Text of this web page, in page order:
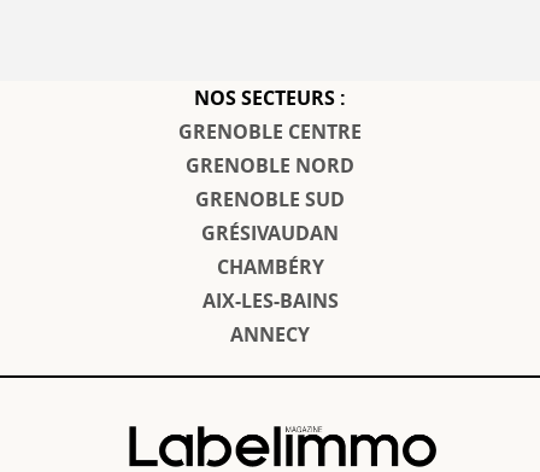
NOS SECTEURS :
GRENOBLE CENTRE
GRENOBLE NORD
GRENOBLE SUD
GRÉSIVAUDAN
CHAMBÉRY
AIX-LES-BAINS
ANNECY